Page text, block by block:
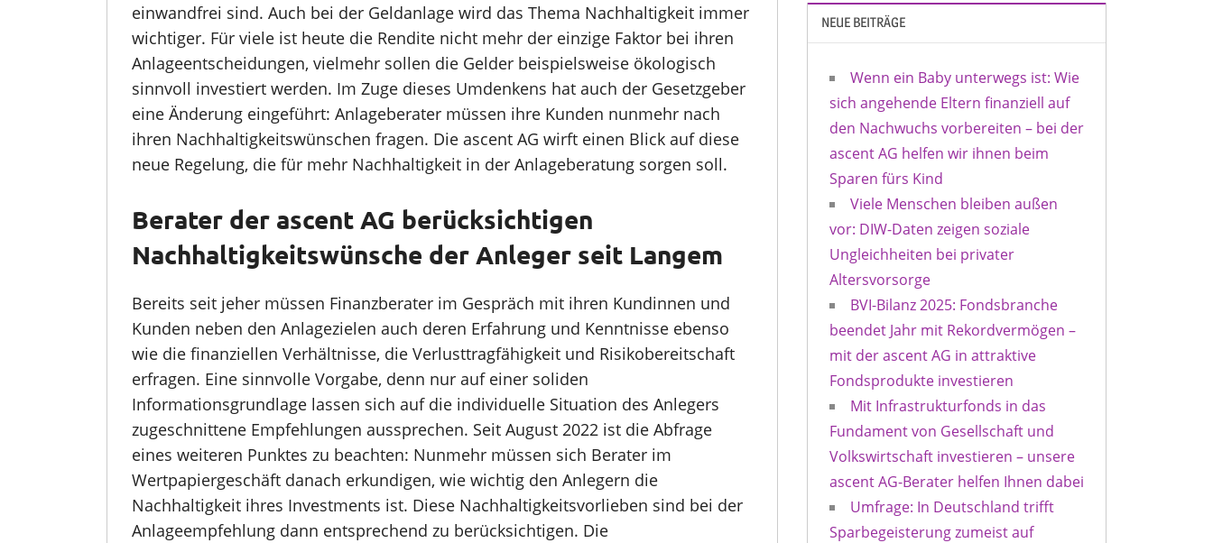
einwandfrei sind. Auch bei der Geldanlage wird das Thema Nachhaltigkeit immer
wichtiger. Für viele ist heute die Rendite nicht mehr der einzige Faktor bei ihren
Anlageentscheidungen, vielmehr sollen die Gelder beispielsweise ökologisch
sinnvoll investiert werden. Im Zuge dieses Umdenkens hat auch der Gesetzgeber
eine Änderung eingeführt: Anlageberater müssen ihre Kunden nunmehr nach
ihren Nachhaltigkeitswünschen fragen. Die ascent AG wirft einen Blick auf diese
neue Regelung, die für mehr Nachhaltigkeit in der Anlageberatung sorgen soll.
Berater der ascent AG berücksichtigen
Nachhaltigkeitswünsche der Anleger seit Langem
Bereits seit jeher müssen Finanzberater im Gespräch mit ihren Kundinnen und
Kunden neben den Anlagezielen auch deren Erfahrung und Kenntnisse ebenso
wie die finanziellen Verhältnisse, die Verlusttragfähigkeit und Risikobereitschaft
erfragen. Eine sinnvolle Vorgabe, denn nur auf einer soliden
Informationsgrundlage lassen sich auf die individuelle Situation des Anlegers
zugeschnittene Empfehlungen aussprechen. Seit August 2022 ist die Abfrage
eines weiteren Punktes zu beachten: Nunmehr müssen sich Berater im
Wertpapiergeschäft danach erkundigen, wie wichtig den Anlegern die
Nachhaltigkeit ihres Investments ist. Diese Nachhaltigkeitsvorlieben sind bei der
Anlageempfehlung dann entsprechend zu berücksichtigen. Die
NEUE BEITRÄGE
Wenn ein Baby unterwegs ist: Wie
sich angehende Eltern finanziell auf
den Nachwuchs vorbereiten – bei der
ascent AG helfen wir ihnen beim
Sparen fürs Kind
Viele Menschen bleiben außen
vor: DIW-Daten zeigen soziale
Ungleichheiten bei privater
Altersvorsorge
BVI-Bilanz 2025: Fondsbranche
beendet Jahr mit Rekordvermögen –
mit der ascent AG in attraktive
Fondsprodukte investieren
Mit Infrastrukturfonds in das
Fundament von Gesellschaft und
Volkswirtschaft investieren – unsere
ascent AG-Berater helfen Ihnen dabei
Umfrage: In Deutschland trifft
Sparbegeisterung zumeist auf